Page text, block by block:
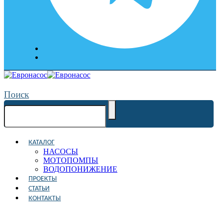
Поиск
КАТАЛОГ
НАСОСЫ
МОТОПОМПЫ
ВОДОПОНИЖЕНИЕ
ПРОЕКТЫ
СТАТЬИ
КОНТАКТЫ